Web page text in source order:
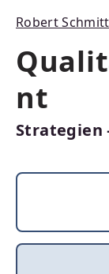
Robert Schmitt
nt
Strategien